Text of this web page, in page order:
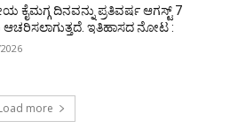
ಕೈಮಗ್ಗ ದಿನವನ್ನು ಪ್ರತಿವರ್ಷ ಆಗಸ್ಟ್ 7
ಆಚರಿಸಲಾಗುತ್ತದೆ. ಇತಿಹಾಸದ ನೋಟ :
more